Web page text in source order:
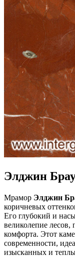
Элджин
Мрамор Элджин
коричневых
Его глубокий и
великолепие лесов,
комфорта. Этот
современности,
изысканных и